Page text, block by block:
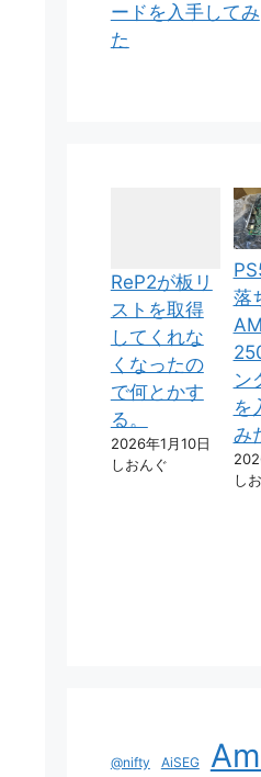
ードを入手してみ
た
ReP2が板リ
ストを取得
してくれな
くなったの
で何とかす
る。
2026年1月10日
しおんぐ
落
ン
を
み
し
@nifty AiSEG